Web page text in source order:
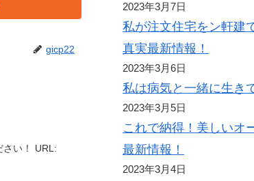
gicp22
さい！ URL:
2023年3月7日
私が注文住宅をン軒建
真実最新情報！
2023年3月6日
私は病気と一緒に生き
2023年3月5日
これで納得！美しいオ
最新情報！
2023年3月4日